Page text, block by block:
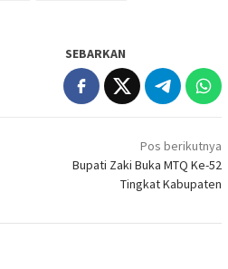
SEBARKAN
Pos berikutnya
Bupati Zaki Buka MTQ Ke-52
Tingkat Kabupaten